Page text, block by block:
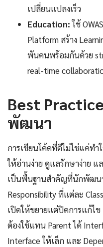
เปลี่ยนแปลงเร็ว
Education:ใช้
Platform สร้าง
พันคนพร้อมกันด้วย
real-time
Best
พัฒนา
การเขียนโค้ดที่ดีไม่ใช่แค่ทำ
ให้อ่านง่าย ดูแลรักษาง่าย แ
เป็นพื้นฐานสำคัญที่นักพัฒนา
Responsibility ที่แต่ละ
เปิดให้ขยายแต่ปิดการแก้ไข
ต้องใช้แทน Parent ได้
Interface ให้เล็ก และ